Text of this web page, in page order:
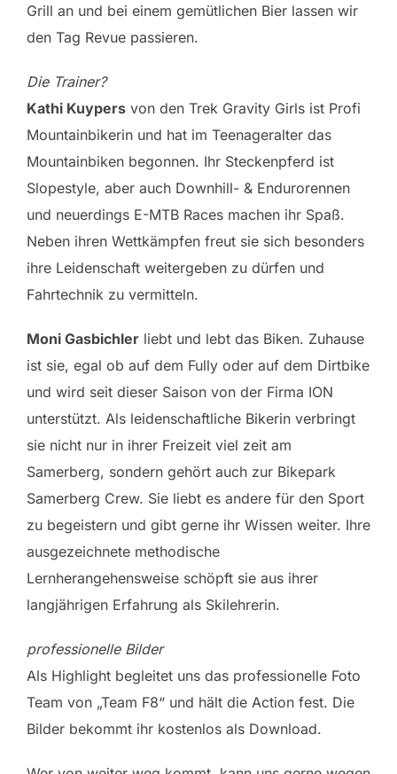
Grill an und bei einem gemütlichen Bier lassen wir
den Tag Revue passieren.
Die Trainer?
Kathi Kuypers von den Trek Gravity Girls ist Profi
Mountainbikerin und hat im Teenageralter das
Mountainbiken begonnen. Ihr Steckenpferd ist
Slopestyle, aber auch Downhill- & Endurorennen
und neuerdings E-MTB Races machen ihr Spaß.
Neben ihren Wettkämpfen freut sie sich besonders
ihre Leidenschaft weitergeben zu dürfen und
Fahrtechnik zu vermitteln.
Moni Gasbichler liebt und lebt das Biken. Zuhause
ist sie, egal ob auf dem Fully oder auf dem Dirtbike
und wird seit dieser Saison von der Firma ION
unterstützt. Als leidenschaftliche Bikerin verbringt
sie nicht nur in ihrer Freizeit viel zeit am
Samerberg, sondern gehört auch zur Bikepark
Samerberg Crew. Sie liebt es andere für den Sport
zu begeistern und gibt gerne ihr Wissen weiter. Ihre
ausgezeichnete methodische
Lernherangehensweise schöpft sie aus ihrer
langjährigen Erfahrung als Skilehrerin.
professionelle Bilder
Als Highlight begleitet uns das professionelle Foto
Team von „Team F8“ und hält die Action fest. Die
Bilder bekommt ihr kostenlos als Download.